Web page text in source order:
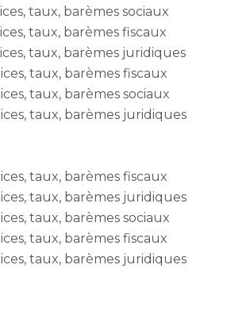
taux, barèmes sociaux
taux, barèmes fiscaux
taux, barèmes juridiques
taux, barèmes fiscaux
taux, barèmes sociaux
taux, barèmes juridiques
taux, barèmes fiscaux
taux, barèmes juridiques
taux, barèmes sociaux
taux, barèmes fiscaux
taux, barèmes juridiques